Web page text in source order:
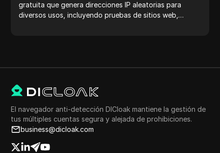
gratuita que genera direcciones IP aleatorias para
diversos usos, incluyendo pruebas de sitios web,
geolocalización, verificaciones de privacidad y más.
desarrollo: ¡genera direcciones IP ahora!
El navegador anti-detección DICloak mantiene la gestión de
tus múltiples cuentas segura y alejada de prohibiciones.
business@dicloak.com